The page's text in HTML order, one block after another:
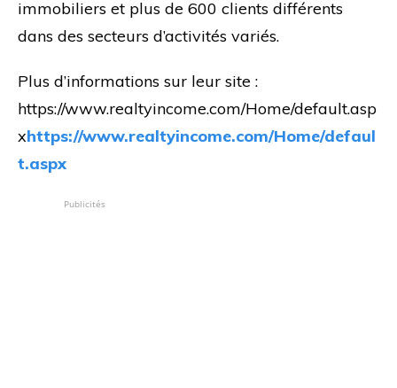
immobiliers et plus de 600 clients différents
dans des secteurs d’activités variés.
Plus d’informations sur leur site :
https://www.realtyincome.com/Home/default.asp
xhttps://www.realtyincome.com/Home/defaul
t.aspx
Publicités